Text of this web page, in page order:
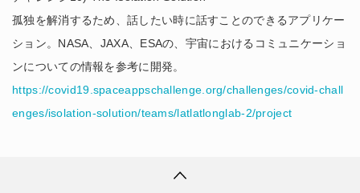
孤独を解消するため、話したい時に話すことのできるアプリケー
ション。NASA、JAXA、ESAの、宇宙におけるコミュニケーショ
ンについての情報を参考に開発。
https://covid19.spaceappschallenge.org/challenges/covid-chall
enges/isolation-solution/teams/latlatlonglab-2/project